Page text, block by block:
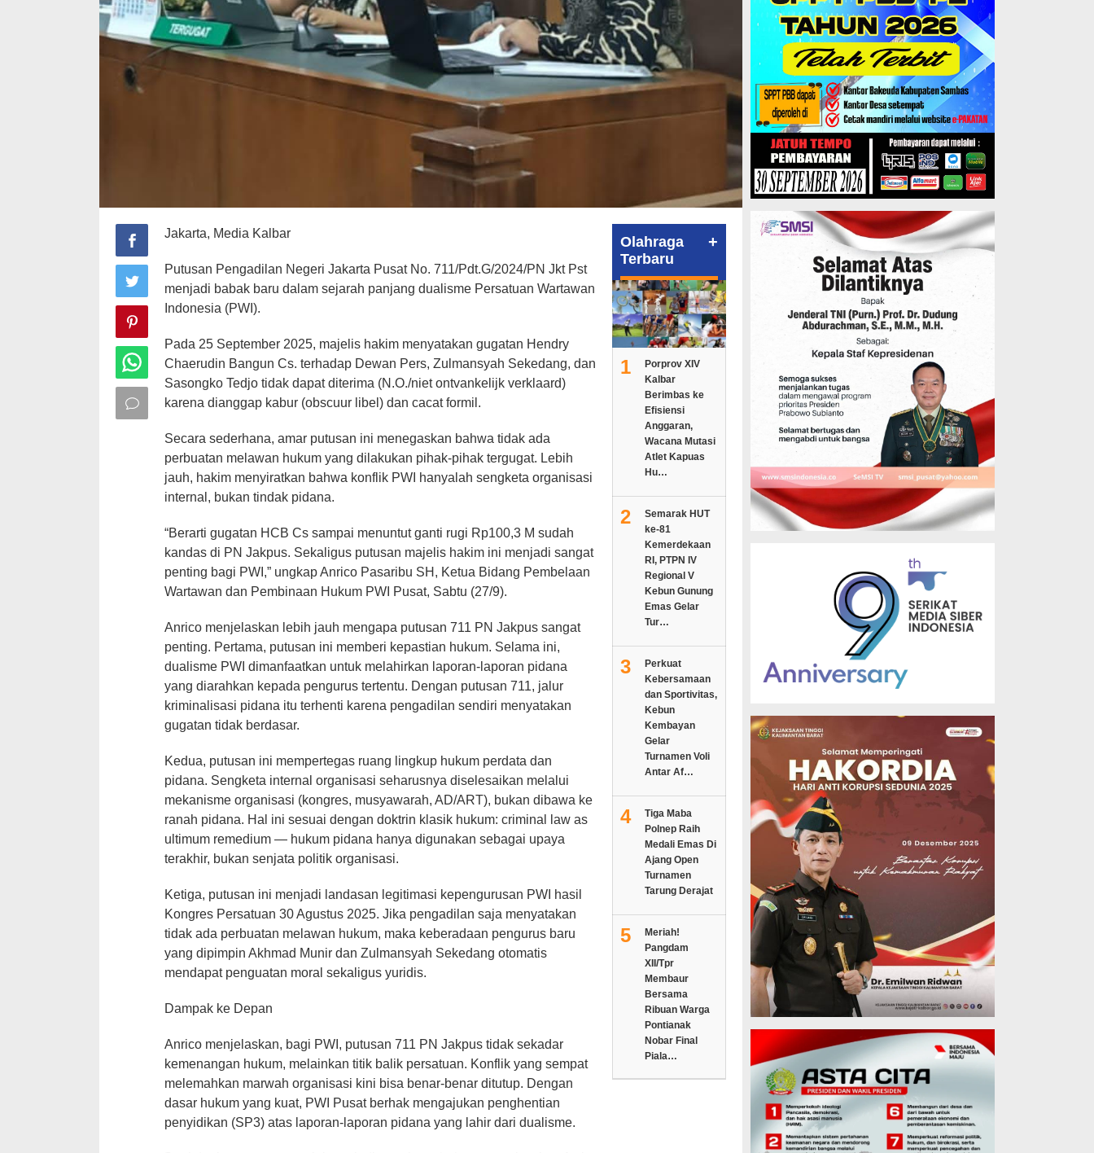
Jakarta, Media Kalbar
Putusan Pengadilan Negeri Jakarta Pusat No. 711/Pdt.G/2024/PN Jkt Pst
menjadi babak baru dalam sejarah panjang dualisme Persatuan Wartawan
Indonesia (PWI).
Pada 25 September 2025, majelis hakim menyatakan gugatan Hendry
Chaerudin Bangun Cs. terhadap Dewan Pers, Zulmansyah Sekedang, dan
Sasongko Tedjo tidak dapat diterima (N.O./niet ontvankelijk verklaard)
karena dianggap kabur (obscuur libel) dan cacat formil.
Secara sederhana, amar putusan ini menegaskan bahwa tidak ada
perbuatan melawan hukum yang dilakukan pihak-pihak tergugat. Lebih
jauh, hakim menyiratkan bahwa konflik PWI hanyalah sengketa organisasi
internal, bukan tindak pidana.
“Berarti gugatan HCB Cs sampai menuntut ganti rugi Rp100,3 M sudah
kandas di PN Jakpus. Sekaligus putusan majelis hakim ini menjadi sangat
penting bagi PWI,” ungkap Anrico Pasaribu SH, Ketua Bidang Pembelaan
Wartawan dan Pembinaan Hukum PWI Pusat, Sabtu (27/9).
Anrico menjelaskan lebih jauh mengapa putusan 711 PN Jakpus sangat
penting. Pertama, putusan ini memberi kepastian hukum. Selama ini,
dualisme PWI dimanfaatkan untuk melahirkan laporan-laporan pidana
yang diarahkan kepada pengurus tertentu. Dengan putusan 711, jalur
kriminalisasi pidana itu terhenti karena pengadilan sendiri menyatakan
gugatan tidak berdasar.
Kedua, putusan ini mempertegas ruang lingkup hukum perdata dan
pidana. Sengketa internal organisasi seharusnya diselesaikan melalui
mekanisme organisasi (kongres, musyawarah, AD/ART), bukan dibawa ke
ranah pidana. Hal ini sesuai dengan doktrin klasik hukum: criminal law as
ultimum remedium — hukum pidana hanya digunakan sebagai upaya
terakhir, bukan senjata politik organisasi.
Ketiga, putusan ini menjadi landasan legitimasi kepengurusan PWI hasil
Kongres Persatuan 30 Agustus 2025. Jika pengadilan saja menyatakan
tidak ada perbuatan melawan hukum, maka keberadaan pengurus baru
yang dipimpin Akhmad Munir dan Zulmansyah Sekedang otomatis
mendapat penguatan moral sekaligus yuridis.
Dampak ke Depan
Anrico menjelaskan, bagi PWI, putusan 711 PN Jakpus tidak sekadar
kemenangan hukum, melainkan titik balik persatuan. Konflik yang sempat
melemahkan marwah organisasi kini bisa benar-benar ditutup. Dengan
dasar hukum yang kuat, PWI Pusat berhak mengajukan penghentian
penyidikan (SP3) atas laporan-laporan pidana yang lahir dari dualisme.
Olahraga
Terbaru
+
1
Porprov XIV
Kalbar
Berimbas ke
Efisiensi
Anggaran,
Wacana Mutasi
Atlet Kapuas
Hu…
2
Semarak HUT
ke-81
Kemerdekaan
RI, PTPN IV
Regional V
Kebun Gunung
Emas Gelar
Tur…
3
Perkuat
Kebersamaan
dan Sportivitas,
Kebun
Kembayan
Gelar
Turnamen Voli
Antar Af…
4
Tiga Maba
Polnep Raih
Medali Emas Di
Ajang Open
Turnamen
Tarung Derajat
5
Meriah!
Pangdam
XII/Tpr
Membaur
Bersama
Ribuan Warga
Pontianak
Nobar Final
Piala…